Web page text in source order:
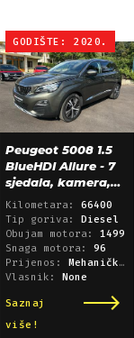
GODIŠTE: 2020.
Peugeot 5008 1.5
BlueHDI Allure - 7
sjedala, kamera,
alu 18, 66.000 km
Kilometara: 66400
Tip goriva:
Diesel
Obujam motora: 1499
Snaga motora: 96
Prijenos:
Mehanički mjenjač
Vlasnik:
None
Saznaj
više!